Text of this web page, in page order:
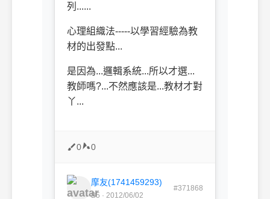
列......
心理組織法-----以學習經驗為教
材的出發點...
是因為...邏輯系統...所以才選...
教師嗎?...不然應該是...教材才對
丫...
0 0
摩友(1741459293)
B5 · 2012/06/02
#371868